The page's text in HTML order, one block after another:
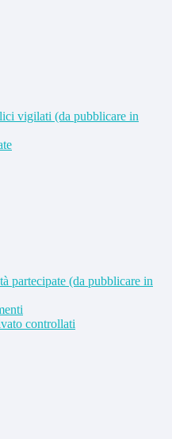
vigilati (da pubblicare in
partecipate (da pubblicare in
controllati